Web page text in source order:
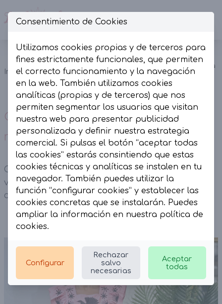
Inicio Colección
temporadas
Conjunto
top y falda
Conjunto top y falda bordado
rosa.
Conjunto top y falda bordado rosa. Top con
volantes en hombros. Falda evasé con goma en
cintura, cremallera lateral y volante.
Consentimiento de Cookies
Utilizamos cookies propias y de terceros para
fines estrictamente funcionales, que permiten
el correcto funcionamiento y la navegación
en la web. También utilizamos cookies
analíticas (propias y de terceros) que nos
permiten segmentar los usuarios que visitan
nuestra web para presentar publicidad
personalizada y definir nuestra estrategia
comercial. Si pulsas el botón “aceptar todas
las cookies” estarás consintiendo que estas
cookies técnicas y analíticas se instalen en tu
navegador. También puedes utilizar la
función “configurar cookies” y establecer las
cookies concretas que se instalarán. Puedes
ampliar la información en nuestra política de
cookies.
Configurar
Rechazar
salvo
necesarias
Aceptar
todas